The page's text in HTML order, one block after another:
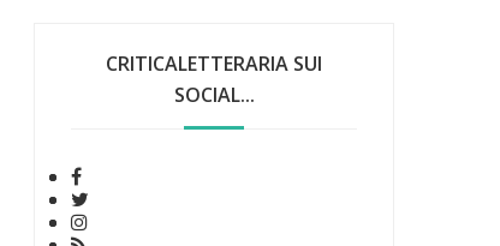
CRITICALETTERARIA SUI
SOCIAL...